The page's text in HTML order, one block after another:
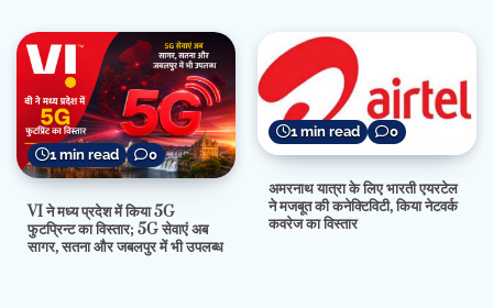
1 min read 0
VI ने मध्य प्रदेश में किया 5G
फुटप्रिन्ट का विस्तार; 5G सेवाएं अब
सागर, सतना और जबलपुर में भी उपलब्ध
1 min read 0
अमरनाथ यात्रा के लिए भारती एयरटेल
ने मजबूत की कनेक्टिविटी, किया नेटवर्क
कवरेज का विस्तार